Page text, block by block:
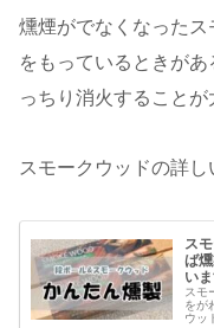
燻煙がでなくなった
をもっているときが
っちり消火することが
スモークウッドの詳し
ス
ば
い
スモ
をが
ウッ